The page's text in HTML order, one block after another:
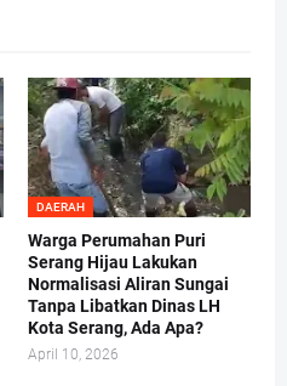
DAERAH
Warga Perumahan Puri
Serang Hijau Lakukan
Normalisasi Aliran Sungai
Tanpa Libatkan Dinas LH
Kota Serang, Ada Apa?
April 10, 2026